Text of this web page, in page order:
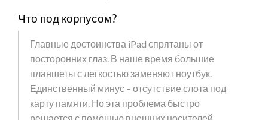
Что под корпусом?
Главные достоинства iPad спрятаны от
посторонних глаз. В наше время большие
планшеты с легкостью заменяют ноутбук.
Единственный минус – отсутствие слота под
карту памяти. Но эта проблема быстро